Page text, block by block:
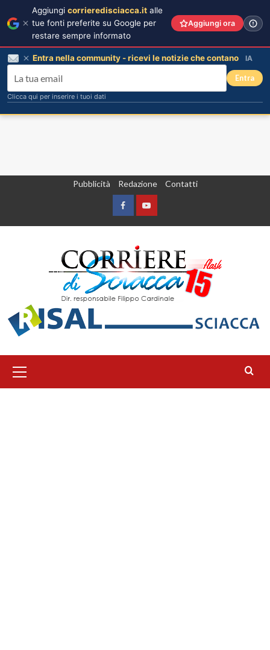
Pubblicità Redazione Contatti
FacebookYountube
principale
Aggiungi corrieredisciacca.it alle
tue fonti preferite su Google per
restare sempre informato
Aggiungi ora
Entra nella community - ricevi le notizie che contano IA
Entra
Clicca qui per inserire i tuoi dati